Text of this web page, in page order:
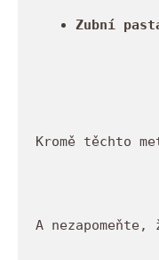
Zubní
Kromě těchto
A